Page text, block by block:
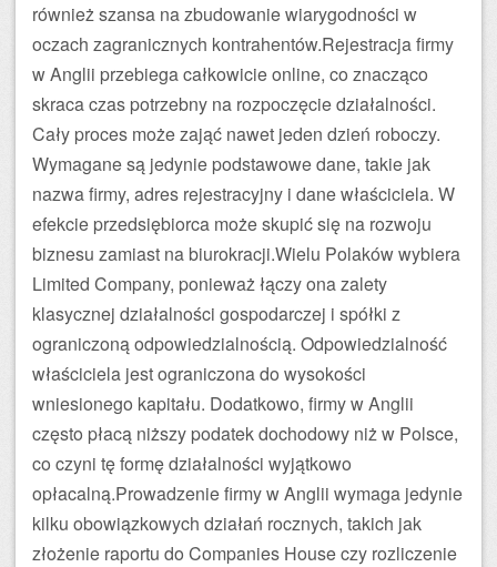
również szansa na zbudowanie wiarygodności w
oczach zagranicznych kontrahentów.Rejestracja firmy
w Anglii przebiega całkowicie online, co znacząco
skraca czas potrzebny na rozpoczęcie działalności.
Cały proces może zająć nawet jeden dzień roboczy.
Wymagane są jedynie podstawowe dane, takie jak
nazwa firmy, adres rejestracyjny i dane właściciela. W
efekcie przedsiębiorca może skupić się na rozwoju
biznesu zamiast na biurokracji.Wielu Polaków wybiera
Limited Company, ponieważ łączy ona zalety
klasycznej działalności gospodarczej i spółki z
ograniczoną odpowiedzialnością. Odpowiedzialność
właściciela jest ograniczona do wysokości
wniesionego kapitału. Dodatkowo, firmy w Anglii
często płacą niższy podatek dochodowy niż w Polsce,
co czyni tę formę działalności wyjątkowo
opłacalną.Prowadzenie firmy w Anglii wymaga jedynie
kilku obowiązkowych działań rocznych, takich jak
złożenie raportu do Companies House czy rozliczenie